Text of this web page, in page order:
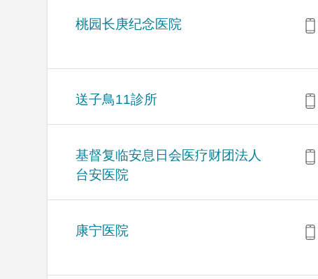
桃园长庚纪念医院
送子鳥11診所
基督复临安息日会医疗财团法人
台安医院
康宁医院